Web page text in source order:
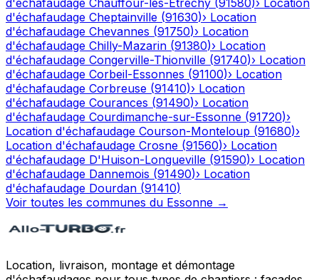
d'échafaudage Chauffour-lès-Étréchy (91580)› Location
d'échafaudage Cheptainville (91630)› Location
d'échafaudage Chevannes (91750)› Location
d'échafaudage Chilly-Mazarin (91380)› Location
d'échafaudage Congerville-Thionville (91740)› Location
d'échafaudage Corbeil-Essonnes (91100)› Location
d'échafaudage Corbreuse (91410)› Location
d'échafaudage Courances (91490)› Location
d'échafaudage Courdimanche-sur-Essonne (91720)›
Location d'échafaudage Courson-Monteloup (91680)›
Location d'échafaudage Crosne (91560)› Location
d'échafaudage D'Huison-Longueville (91590)› Location
d'échafaudage Dannemois (91490)› Location
d'échafaudage Dourdan (91410)
Voir toutes les communes du Essonne →
Location, livraison, montage et démontage